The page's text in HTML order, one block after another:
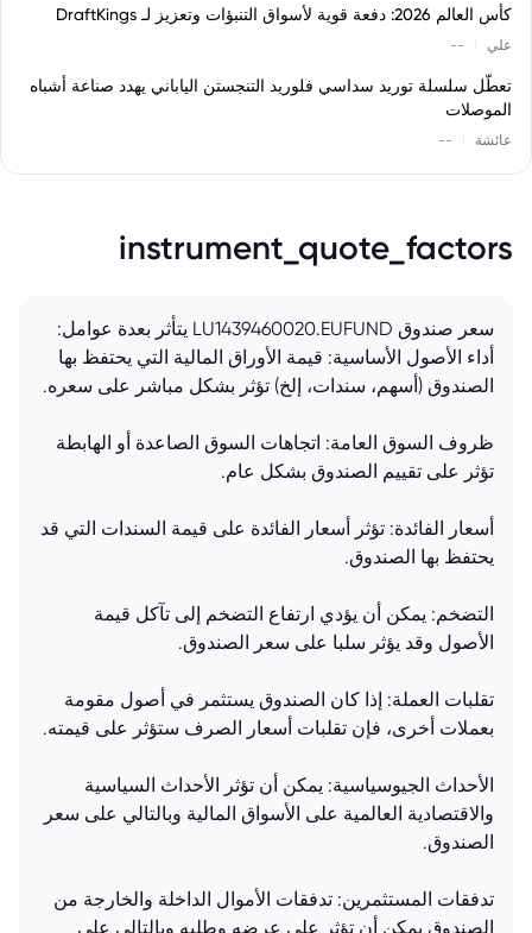
كأس العالم 2026: دفعة قوية لأسواق التنبؤات وتعزيز لـ DraftKings
علي --
تعطّل سلسلة توريد سداسي فلوريد التنجستن الياباني يهدد صناعة أشباه
الموصلات
عائشة --
instrument_quote_factors
سعر صندوق LU1439460020.EUFUND يتأثر بعدة عوامل:
أداء الأصول الأساسية: قيمة الأوراق المالية التي يحتفظ بها
الصندوق (أسهم، سندات، إلخ) تؤثر بشكل مباشر على سعره.
ظروف السوق العامة: اتجاهات السوق الصاعدة أو الهابطة
تؤثر على تقييم الصندوق بشكل عام.
أسعار الفائدة: تؤثر أسعار الفائدة على قيمة السندات التي قد
يحتفظ بها الصندوق.
التضخم: يمكن أن يؤدي ارتفاع التضخم إلى تآكل قيمة
الأصول وقد يؤثر سلبا على سعر الصندوق.
تقلبات العملة: إذا كان الصندوق يستثمر في أصول مقومة
بعملات أخرى، فإن تقلبات أسعار الصرف ستؤثر على قيمته.
الأحداث الجيوسياسية: يمكن أن تؤثر الأحداث السياسية
والاقتصادية العالمية على الأسواق المالية وبالتالي على سعر
الصندوق.
تدفقات المستثمرين: تدفقات الأموال الداخلة والخارجة من
الصندوق يمكن أن تؤثر على عرضه وطلبه وبالتالي على